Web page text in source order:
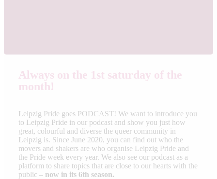
Always on the 1st saturday of the
month!
Leipzig Pride goes PODCAST! We want to introduce you
to Leipzig Pride in our podcast and show you just how
great, colourful and diverse the queer community in
Leipzig is. Since June 2020, you can find out who the
movers and shakers are who organise Leipzig Pride and
the Pride week every year. We also see our podcast as a
platform to share topics that are close to our hearts with the
public – now in its 6th season.